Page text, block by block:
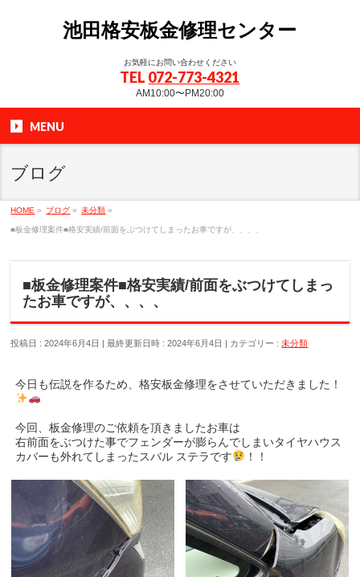
池田格安板金修理センター
お気軽にお問い合わせください
TEL 072-773-4321
AM10:00〜PM20:00
MENU
ブログ
HOME » ブログ » 未分類 »
■板金修理案件■格安実績/前面をぶつけてしまったお車ですが、、、、
■板金修理案件■格安実績/前面をぶつけてしまっ
たお車ですが、、、、
投稿日 : 2024年6月4日 最終更新日時 : 2024年6月4日 カテゴリー :未分類
今日も伝説を作るため、格安板金修理をさせていただきました！
今回、板金修理のご依頼を頂きましたお車は
右前面をぶつけた事でフェンダーが膨らんでしまいタイヤハウス
カバーも外れてしまったスバル ステラです
！！